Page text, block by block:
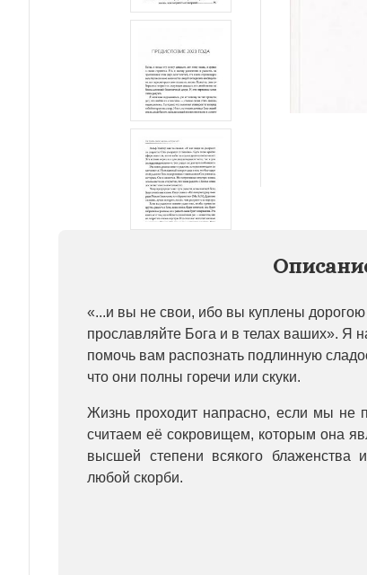
«...и вы не свои, ибо вы куплены
прославляйте Бога и в телах ваших». Я
помочь вам распознать подлинную
что они полны горечи или скуки.
Жизнь проходит напрасно, если мы не
считаем её сокровищем, которым она
высшей степени всякого блаженства
любой скорби.